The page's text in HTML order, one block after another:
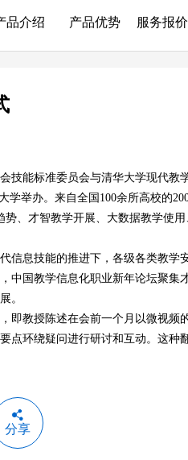
品介绍 产品优势 服务报价
技能标准委员会与清华大学现代教
举办。来自全国100余所高校的
、才智教学开展、大数据教学使
息技能的推进下，各级各类教学
中国教学信息化职业新年论坛聚集
。
教授陈述在会前一个月以微视频
点环绕疑问进行研讨和互动。这种
分享